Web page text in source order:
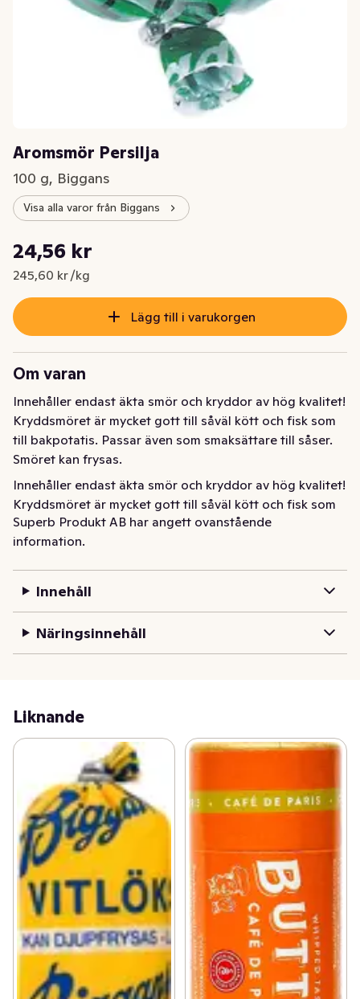
Aromsmör Persilja
100 g, Biggans
Visa alla varor från Biggans
Nuvarande pris är: 24,56 kr
24,56 kr
245,60 kr /kg
Styckpris: 245,60 kr /kg
Lägg till i varukorgen
Om varan
Innehåller endast äkta smör och kryddor av hög kvalitet!
Kryddsmöret är mycket gott till såväl kött och fisk som
till bakpotatis. Passar även som smaksättare till såser.
Smöret kan frysas.
Innehåller endast äkta smör och kryddor av hög kvalitet!
Kryddsmöret är mycket gott till såväl kött och fisk som
till bakpotatis. Passar även som smaksättare till såser.
Smöret kan frysas.
Superb Produkt AB har angett ovanstående
information.
Innehåll
Näringsinnehåll
Liknande